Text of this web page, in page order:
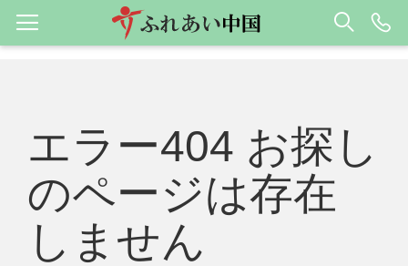
エラー404 お探し
のページは存在
しません